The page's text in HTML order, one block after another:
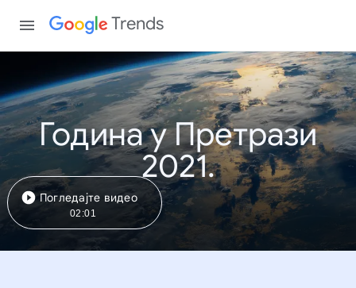
Trends
Година у Претрази
2021.
Погледајте видео
02:01